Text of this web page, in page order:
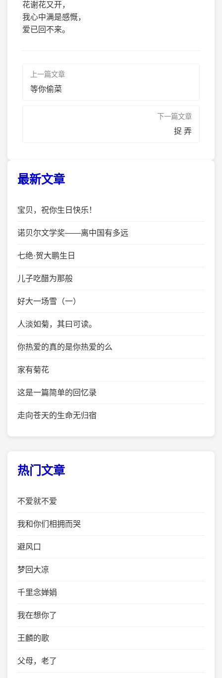
花谢花又开，
我心中满是感慨，
爱已回不来。
上一篇文章
等你偷菜
下一篇文章
捉 弄
最新文章
宝贝，祝你生日快乐！
诺贝尔文学奖——离中国有多远
七绝·贺大鹏生日
儿子吃醋为那般
好大一场雪（一）
人淡如菊，其曰可读。
你热爱的真的是你热爱的么
家有菊花
这是一篇简单的回忆录
走向苍天的生命无归宿
热门文章
不爱就不爱
我和你们相拥而哭
避风口
梦回大凉
千里念婵娟
我在想你了
王麟的歌
父母，老了